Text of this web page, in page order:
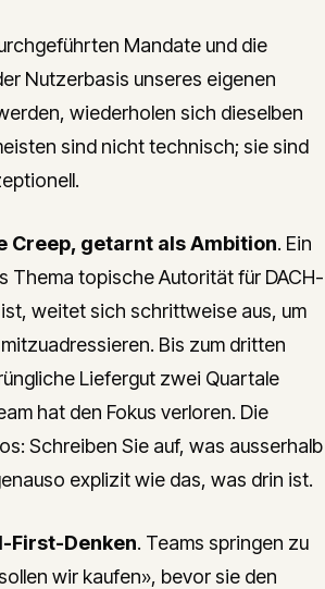
Mandate und die
Nutzerbasis unseres eigenen
wiederholen sich dieselben
sind nicht technisch; sie sind
Creep, getarnt als Ambition. Ein
Thema topische Autorität für DACH-
weitet sich schrittweise aus, um
Bis zum dritten
Liefergut zwei Quartale
hat den Fokus verloren. Die
Schreiben Sie auf, was ausserhalb
explizit wie das, was drin ist.
First-Denken. Teams springen zu
wir kaufen», bevor sie den